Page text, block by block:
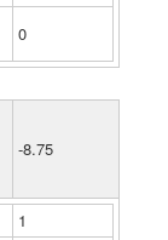
0
-8.75
1